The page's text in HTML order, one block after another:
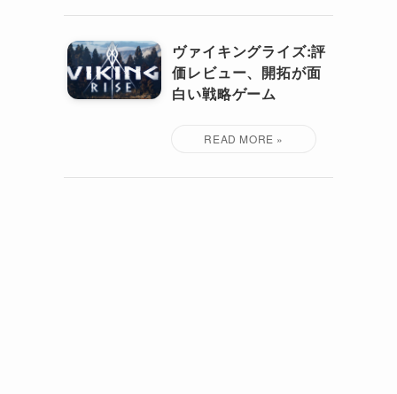
ヴァイキングライズ:評
価レビュー、開拓が面
白い戦略ゲーム